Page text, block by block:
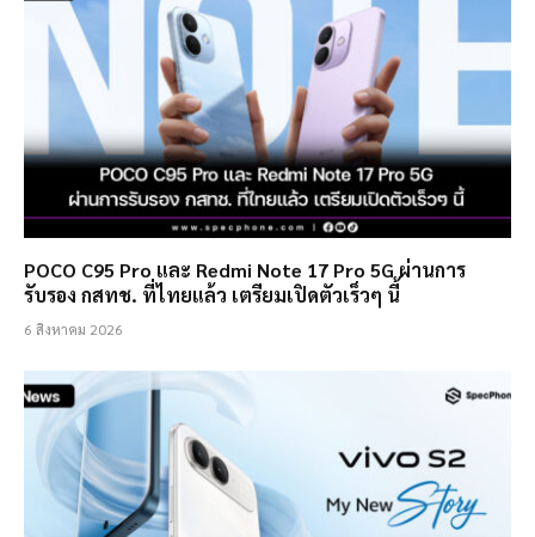
POCO C95 Pro และ Redmi Note 17 Pro 5G ผ่านการ
รับรอง กสทช. ที่ไทยแล้ว เตรียมเปิดตัวเร็วๆ นี้
6 สิงหาคม 2026